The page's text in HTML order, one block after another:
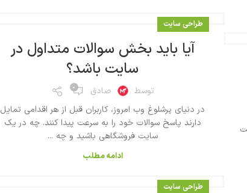
طراحی سایت
آیا باید بخش سوالات متداول در
سایت باشد؟
توسط صادق ۰
در دنیای پرشلوغ وب امروز، کاربران قبل از هر اقدامی تمایل
دارند پاسخ سوالات خود را به سرعت پیدا کنند. چه در یک
سایت فروشگاهی باشید و چه ...
ادامه مطلب
طراحی سایت